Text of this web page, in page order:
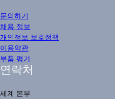
문의하기
채용 정보
개인정보 보호정책
이용약관
부품 평가
연락처
세계 본부